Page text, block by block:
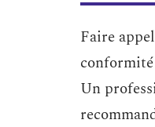
Faire
Un